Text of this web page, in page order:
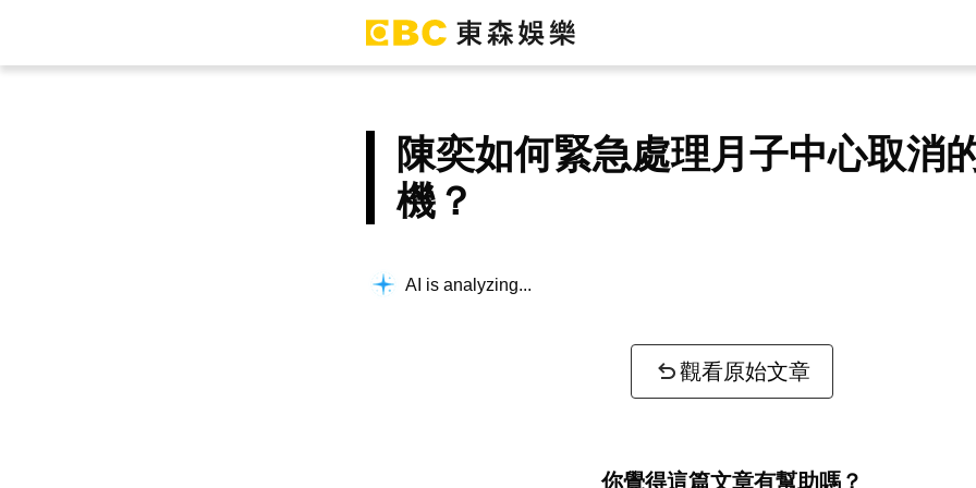
陳奕如何緊急處理月子中心取消
機？
AI is analyzing...
觀看原始文章
你覺得這篇文章有幫助嗎？